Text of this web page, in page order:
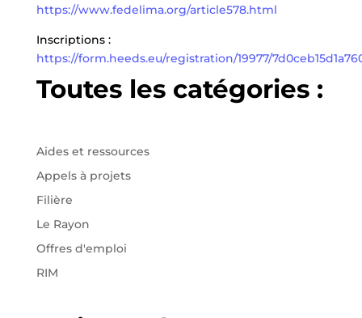
https://www.fedelima.org/article578.html
Inscriptions :
https://form.heeds.eu/registration/19977/
Toutes les catégories :
Aides et ressources
Appels à projets
Filière
Le Rayon
Offres d'emploi
RIM